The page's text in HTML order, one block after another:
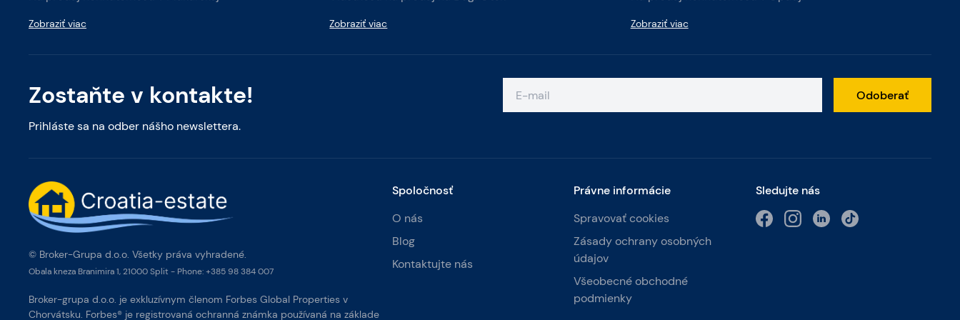
Zostaňte v kontakte!
Prihláste sa na odber nášho newslettera.
Odoberať
Zobraziť viac Zobraziť viac Zobraziť viac
Spoločnosť
O nás
Blog
Kontaktujte nás
Právne informácie
Spravovať cookies
Zásady ochrany osobných
údajov
Všeobecné obchodné
podmienky
Sledujte nás
© Broker-Grupa d.o.o. Všetky práva vyhradené.
Obala kneza Branimira 1, 21000 Split - Phone: +385 98 384 007
Broker-grupa d.o.o. je exkluzívnym členom Forbes Global Properties v
Chorvátsku. Forbes® je registrovaná ochranná známka používaná na základe